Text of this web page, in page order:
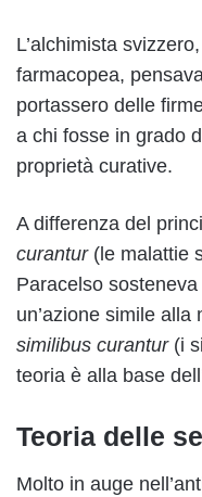
L’alchimista
farmacopea,
portassero delle
a chi fosse in grado
proprietà curative.
A differenza del
curantur(le malattie
Paracelso
un’azione simile alla
similibus curantur(i
teoria è alla base
Teoria delle
Molto in auge